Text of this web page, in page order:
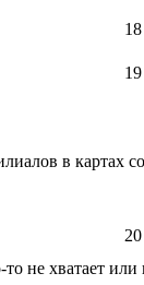
18
19
в картах
20
не хватает